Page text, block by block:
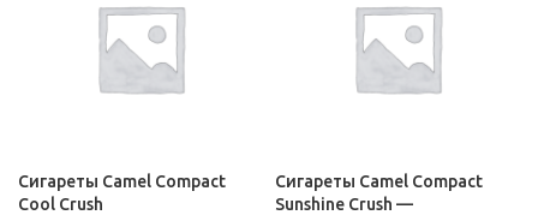
Сигареты Camel Compact
Cool Crush
Сигареты Camel Compact
Sunshine Crush —